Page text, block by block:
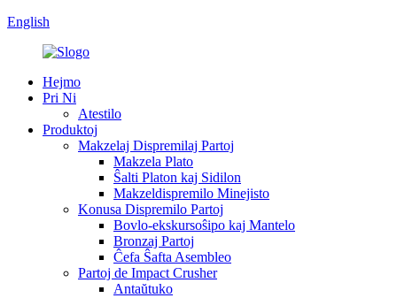
English
Hejmo
Pri Ni
Atestilo
Produktoj
Makzelaj Dispremilaj Partoj
Makzela Plato
Ŝalti Platon kaj Sidilon
Makzeldispremilo Minejisto
Konusa Dispremilo Partoj
Bovlo-ekskursoŝipo kaj Mantelo
Bronzaj Partoj
Ĉefa Ŝafta Asembleo
Partoj de Impact Crusher
Antaŭtuko